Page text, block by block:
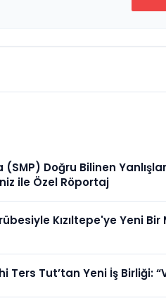
Doğru Bilinen
ile Özel Röportaj
Kızıltepe'ye Yeni
Ters Tut’tan Yeni İş Birliği: